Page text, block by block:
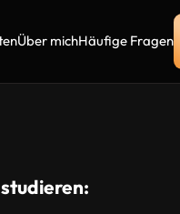
Über michHäufige Fragen